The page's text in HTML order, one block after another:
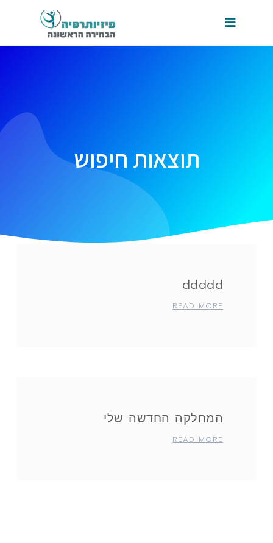
תוצאות חיפוש
ddddd
READ MORE
המחלקה החדשה שלי
READ MORE